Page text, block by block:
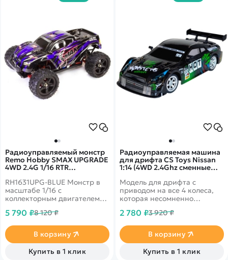
Радиоуправляемый монстр
Remo Hobby SMAX UPGRADE
4WD 2.4G 1/16 RTR
RH1631UPG-BLUE Монстр в
масштабе 1/16 с
коллекторным двигателем
влагозащищенным
Тюнинговые детали
установлены сразу на
заводе.
5 790 ₽8 120 ₽
В корзину
Купить в 1 клик
Радиоуправляемая машина
для дрифта CS Toys Nissan
1:14 (4WD 2.4Ghz сменные
Модель для дрифта с
приводом на все 4 колеса,
которая несомненно
автомобилей. Восторг от
ждёт каждого, кто возьмёт в
руки пульт!
2 780 ₽3 920 ₽
В корзину
Купить в 1 клик